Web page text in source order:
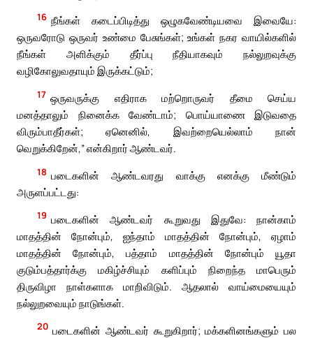
16 நீங்கள் கடைப்பிடித்து ஒழுகவேண்டியவை இவையே:
ஒருவரோடு ஒருவர் உண்மை பேசுங்கள்; உங்கள் நகர வாயில்களில்
நீங்கள் அளிக்கும் தீர்ப்பு நீதியாகவும் நல்லுறவுக்கு
வழிகோலுவதாயும் இருக்கட்டும்;
17 ஒருவருக்கு எதிராக மற்றொருவர் தீமை செய்ய
மனத்தாலும் நினைக்க வேண்டாம்; பொய்யாணை இடுவதை
விரும்பாதீர்கள்; ஏனெனில், இவற்றையெல்லாம் நான்
வெறுக்கிறேன்,” என்கிறார் ஆண்டவர்.
18 படைகளின் ஆண்டவரது வாக்கு எனக்கு மீண்டும்
அருளப்பட்டது:
19 படைகளின் ஆண்டவர் கூறுவது இதுவே: நான்காம்
மாதத்தின் நோன்பும், ஐந்தாம் மாதத்தின் நோன்பும், ஏழாம்
மாதத்தின் நோன்பும், பத்தாம் மாதத்தின் நோன்பும் யூதா
குடும்பத்தார்க்கு மகிழ்ச்சியும் களிப்பும் நிறைந்த மாபெரும்
திருவிழா நாள்களாக மாறிவிடும். ஆதலால் வாய்மையையும்
நல்லுறவையும் நாடுங்கள்.
20 படைகளின் ஆண்டவர் கூறுகிறார்; மக்களினங்களும் பல